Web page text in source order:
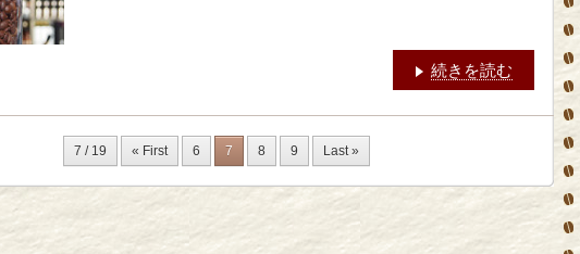
続きを読む
7 / 19 « First 6 7 8 9 Last »